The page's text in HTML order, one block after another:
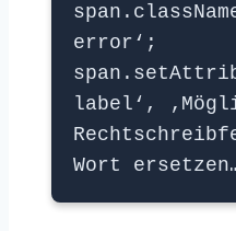
error‘;
label‘,
Wort